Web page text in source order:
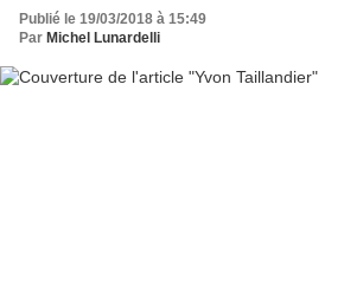
Publié le 19/03/2018 à 15:49
Par Michel Lunardelli